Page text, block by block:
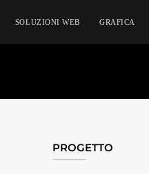
SOLUZIONI WEB GRAFICA
PROGETTO